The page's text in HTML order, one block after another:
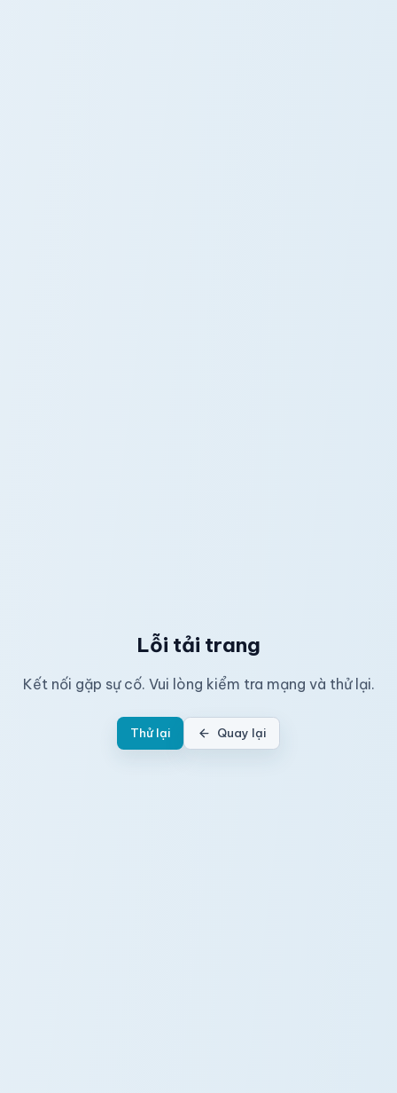
Lỗi tải trang
Kết nối gặp sự cố. Vui lòng kiểm tra mạng và thử lại.
Thử lại Quay lại